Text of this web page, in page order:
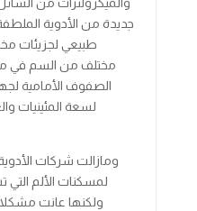
والميكرولترات من
جديدة من الأدوية
مختلف من السم في
الصفوف الأمامية
لسعة المئينيات
ومازالت شركات
لمسكنات الألم
ولكنها عانت